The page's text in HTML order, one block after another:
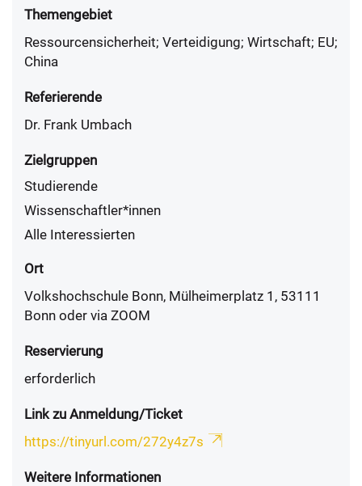
Themengebiet
Ressourcensicherheit; Verteidigung; Wirtschaft; EU;
China
Referierende
Dr. Frank Umbach
Zielgruppen
Studierende
Wissenschaftler*innen
Alle Interessierten
Ort
Volkshochschule Bonn, Mülheimerplatz 1, 53111
Bonn oder via ZOOM
Reservierung
erforderlich
Link zu Anmeldung/Ticket
https://tinyurl.com/272y4z7s
Weitere Informationen